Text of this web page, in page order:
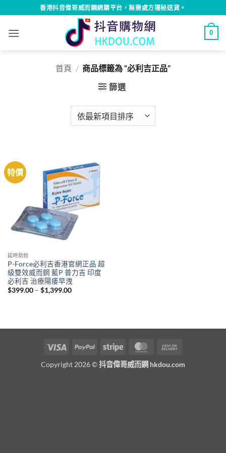
to
content
香港抖音偉哥威而鋼網購平台，無需處方隱秘送貨。
0
首頁 / 商品標籤為 “必利吉正品”
篩選
特價
延時助勃
P-Force必利吉香港官網正品 超
級雙效威而鋼 藍P 普力吉 印度
必利吉 治療陽痿早洩
$399.00 – $1,399.00Price
Visa PayPal Stripe MasterCard
Delivery
Copyright 2026 ©抖音偉哥威而鋼 hkdou.com